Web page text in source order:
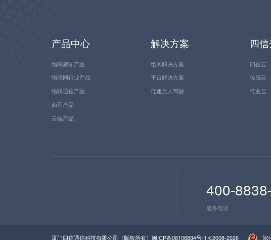
产品中心
物联感知产品
物联网行业产品
物联通信产品
商用产品
云端产品
解决方案
组网解决方案
平台解决方案
低速无人驾驶
四
四信云
传感云
行业云
400-
服务电话
厦门四信通信科技有限公司（版权所有） 闽ICP备08106834号-1 ©2008-2026 闽